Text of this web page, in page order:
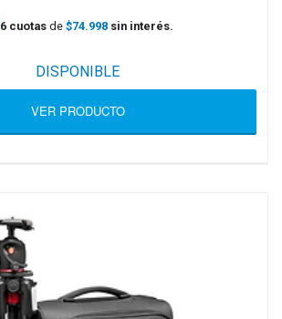
6 cuotas de $74.998 sin interés.
DISPONIBLE
VER PRODUCTO